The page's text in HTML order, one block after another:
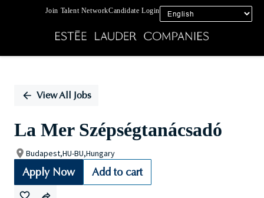
Join Talent NetworkCandidate Login
PositionView All Jobs
La Mer Szépségtanácsadó
Budapest,HU-BU,Hungary
Apply Now Add to cart